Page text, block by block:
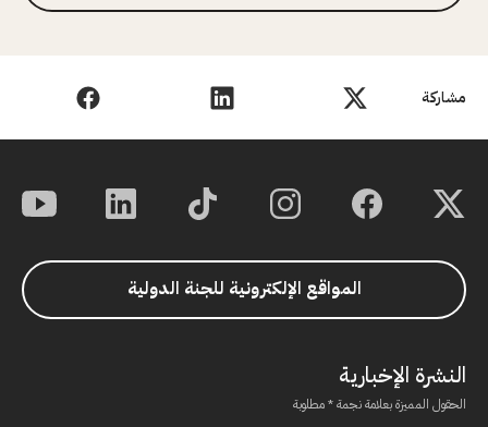
مشاركة
المواقع الإلكترونية للجنة الدولية
النشرة الإخبارية
الحقول المميزة بعلامة نجمة * مطلوبة